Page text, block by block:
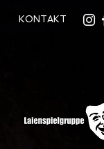
KONTAKT